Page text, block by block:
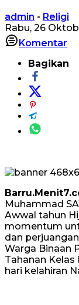
admin - Religi
Rabu, 26
Komentar
Bagikan
Muhammad
Awwal tahun
momentum
dan
Warga Binaan
Tahanan
hari kelahiran